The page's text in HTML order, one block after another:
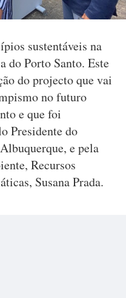
sustentáveis na
do Porto Santo. Este
do projecto que vai
no futuro
e que foi
Presidente do
e pela
Recursos
Susana Prada.